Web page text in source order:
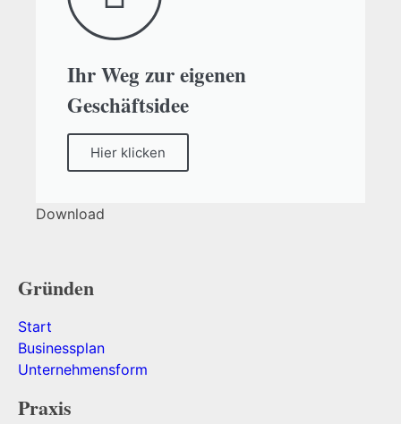
Ihr Weg zur eigenen
Geschäftsidee
Hier klicken
Download
Gründen
Start
Businessplan
Unternehmensform
Praxis